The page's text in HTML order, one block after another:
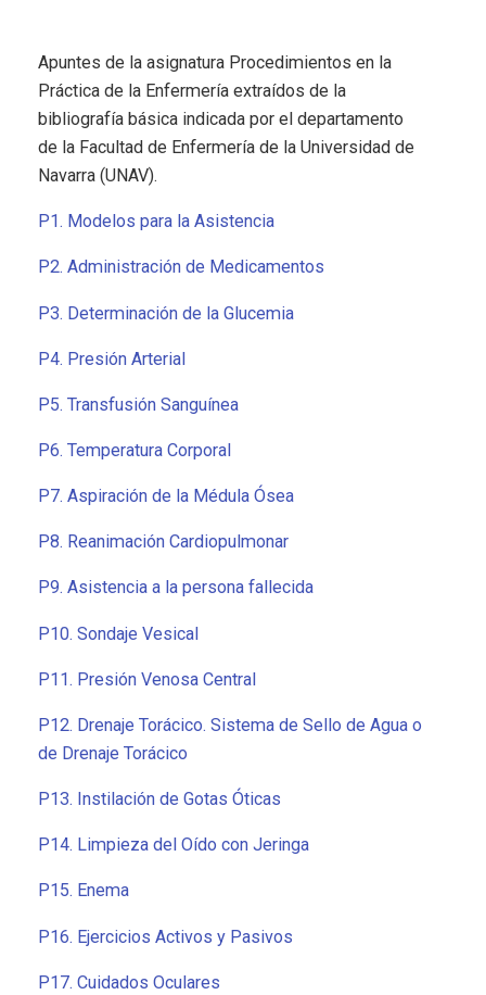
Apuntes de la asignatura Procedimientos en la
Práctica de la Enfermería extraídos de la
bibliografía básica indicada por el departamento
de la Facultad de Enfermería de la Universidad de
Navarra (UNAV).
P1. Modelos para la Asistencia
P2. Administración de Medicamentos
P3. Determinación de la Glucemia
P4. Presión Arterial
P5. Transfusión Sanguínea
P6. Temperatura Corporal
P7. Aspiración de la Médula Ósea
P8. Reanimación Cardiopulmonar
P9. Asistencia a la persona fallecida
P10. Sondaje Vesical
P11. Presión Venosa Central
P12. Drenaje Torácico. Sistema de Sello de Agua o
de Drenaje Torácico
P13. Instilación de Gotas Óticas
P14. Limpieza del Oído con Jeringa
P15. Enema
P16. Ejercicios Activos y Pasivos
P17. Cuidados Oculares